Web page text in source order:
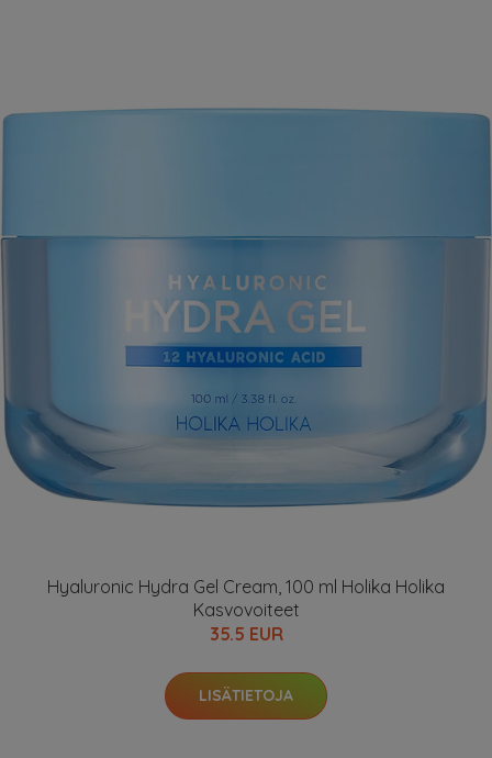
Hyaluronic Hydra Gel Cream, 100 ml Holika Holika
Kasvovoiteet
35.5 EUR
LISÄTIETOJA